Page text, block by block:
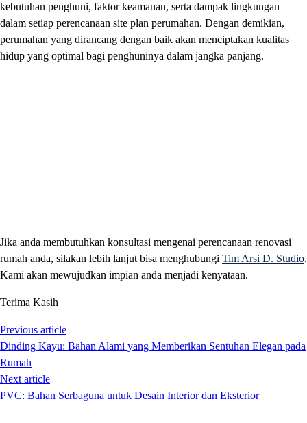
kebutuhan penghuni, faktor keamanan, serta dampak lingkungan
dalam setiap perencanaan site plan perumahan. Dengan demikian,
perumahan yang dirancang dengan baik akan menciptakan kualitas
hidup yang optimal bagi penghuninya dalam jangka panjang.
Jika anda membutuhkan konsultasi mengenai perencanaan renovasi
rumah anda, silakan lebih lanjut bisa menghubungi Tim Arsi D. Studio.
Kami akan mewujudkan impian anda menjadi kenyataan.
Terima Kasih
Previous article
Dinding Kayu: Bahan Alami yang Memberikan Sentuhan Elegan pada
Rumah
Next article
PVC: Bahan Serbaguna untuk Desain Interior dan Eksterior